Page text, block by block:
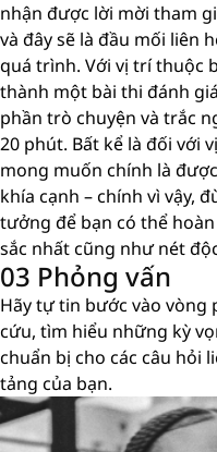
nhận được lời mời tham
và đây sẽ là đầu mối liên
quá trình. Với vị trí thuộc
thành một bài thi đánh
phần trò chuyện và trắc
20 phút. Bất kể là đối với
mong muốn chính là
khía cạnh – chính vì vậy,
tưởng để bạn có thể
sắc nhất cũng như nét
03 Phỏng vấn
Hãy tự tin bước vào vòng
cứu, tìm hiểu những kỳ
chuẩn bị cho các câu hỏi
tảng của bạn.